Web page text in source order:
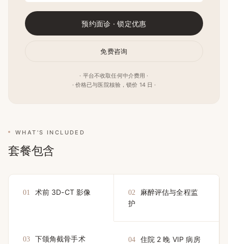
预约面诊 · 锁定优惠
免费咨询
· 平台不收取任何中介费用 ·
· 价格已与医院核验，锁价 14 日 ·
WHAT'S INCLUDED
套餐包含
01 术前 3D-CT 影像 02
麻醉评估与全程监
护
03 下颌角截骨手术 04 住院 2 晚 VIP 病房